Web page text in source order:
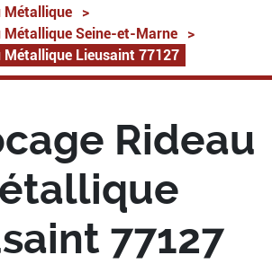
Métallique
>
Métallique Seine-et-Marne
>
Métallique Lieusaint 77127
Rideau
77127